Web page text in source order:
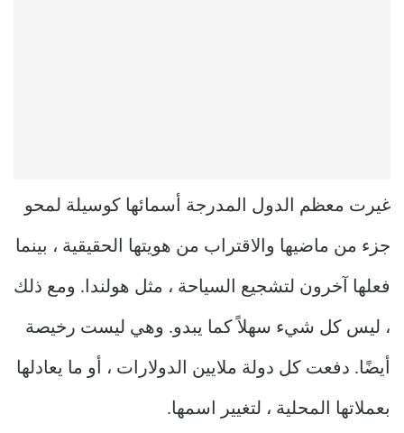
غيرت معظم الدول المدرجة أسمائها كوسيلة لمحو
جزء من ماضيها والاقتراب من هويتها الحقيقية ، بينما
فعلها آخرون لتشجيع السياحة ، مثل هولندا. ومع ذلك
، ليس كل شيء سهلاً كما يبدو. وهي ليست رخيصة
أيضًا. دفعت كل دولة ملايين الدولارات ، أو ما يعادلها
بعملاتها المحلية ، لتغيير اسمها.